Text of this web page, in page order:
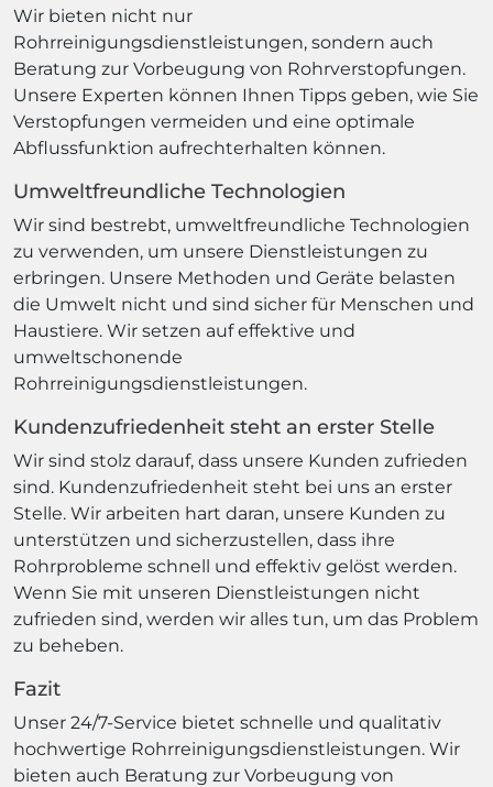
Wir bieten nicht nur
Rohrreinigungsdienstleistungen, sondern auch
Beratung zur Vorbeugung von Rohrverstopfungen.
Unsere Experten können Ihnen Tipps geben, wie Sie
Verstopfungen vermeiden und eine optimale
Abflussfunktion aufrechterhalten können.
Umweltfreundliche Technologien
Wir sind bestrebt, umweltfreundliche Technologien
zu verwenden, um unsere Dienstleistungen zu
erbringen. Unsere Methoden und Geräte belasten
die Umwelt nicht und sind sicher für Menschen und
Haustiere. Wir setzen auf effektive und
umweltschonende
Rohrreinigungsdienstleistungen.
Kundenzufriedenheit steht an erster Stelle
Wir sind stolz darauf, dass unsere Kunden zufrieden
sind. Kundenzufriedenheit steht bei uns an erster
Stelle. Wir arbeiten hart daran, unsere Kunden zu
unterstützen und sicherzustellen, dass ihre
Rohrprobleme schnell und effektiv gelöst werden.
Wenn Sie mit unseren Dienstleistungen nicht
zufrieden sind, werden wir alles tun, um das Problem
zu beheben.
Fazit
Unser 24/7-Service bietet schnelle und qualitativ
hochwertige Rohrreinigungsdienstleistungen. Wir
bieten auch Beratung zur Vorbeugung von